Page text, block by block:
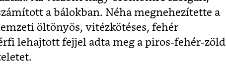
a bálokban. Néha megnehezítette a
öltönyös, vitézkötéses, fehér
lehajtott fejjel adta meg a piros-fehér-zöld